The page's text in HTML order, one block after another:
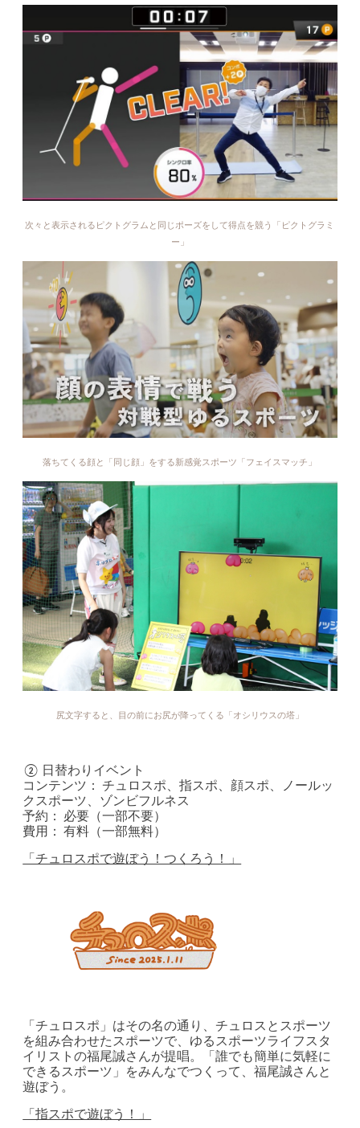
次々と表示されるピクトグラムと同じポーズをして得点を競う「ピクトグラミ
ー」
落ちてくる顔と「同じ顔」をする新感覚スポーツ「フェイスマッチ」
尻文字すると、目の前にお尻が降ってくる「オシリウスの塔」
② 日替わりイベント
コンテンツ： チュロスポ、指スポ、顔スポ、ノールッ
クスポーツ、ゾンビフルネス
予約： 必要（一部不要）
費用： 有料（一部無料）
「チュロスポで遊ぼう！つくろう！」
「チュロスポ」はその名の通り、チュロスとスポーツ
を組み合わせたスポーツで、ゆるスポーツライフスタ
イリストの福尾誠さんが提唱。「誰でも簡単に気軽に
できるスポーツ」をみんなでつくって、福尾誠さんと
遊ぼう。
「指スポで遊ぼう！」